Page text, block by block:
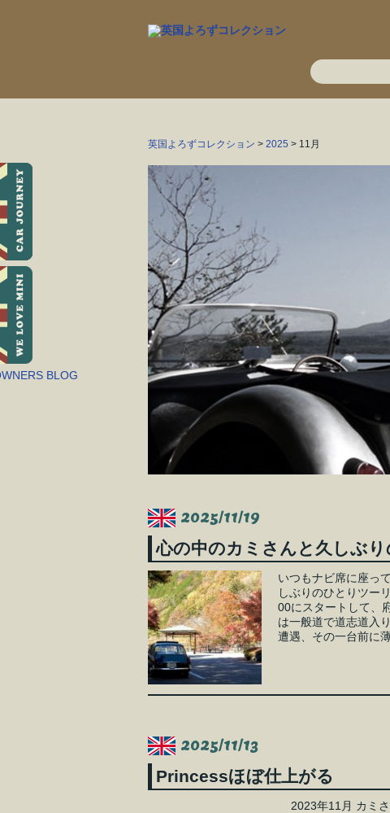
英国よろずコレクション > 2025 > 11月
2025/11/19
心の中のカミさんと久しぶ
いつもナビ席に座っ
しぶりのひとりツー
00にスタートして、
は一般道で道志道入
遭遇、その一台前に
2025/11/13
Princessほぼ仕上がる
2023年11月 カミさ